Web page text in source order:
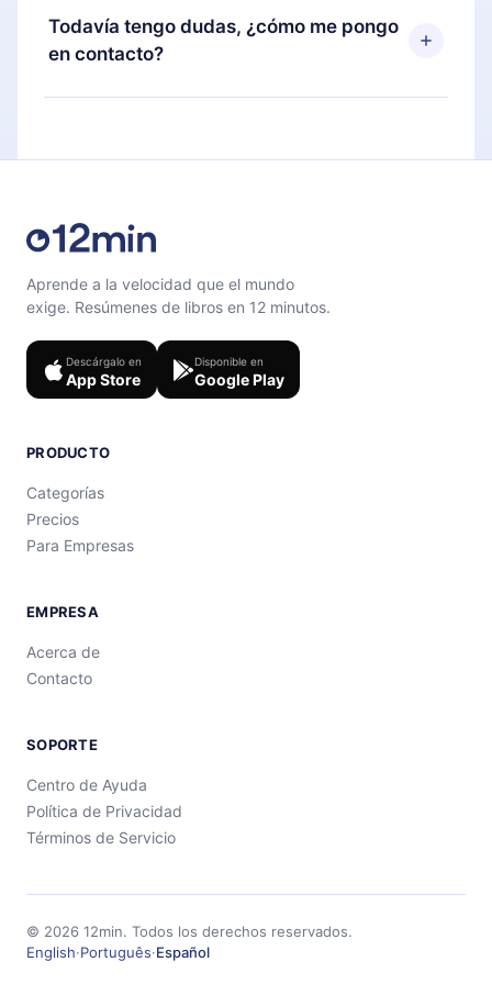
También puedes leer o escuchar tus títulos
favoritos sin conexión y desafiarte con un
puedes cancelar en cualquier momento y el
próximo ciclo de facturación no ocurrirá.
Todavía tengo dudas, ¿cómo me pongo
en contacto?
Siéntete libre de contactarnos en
Aprende a la velocidad que el mundo
exige. Resúmenes de libros en 12 minutos.
Descárgalo en
App Store
Disponible en
Google Play
PRODUCTO
Categorías
Precios
Para Empresas
EMPRESA
Acerca de
Contacto
SOPORTE
Centro de Ayuda
Política de Privacidad
Términos de Servicio
© 2026 12min. Todos los derechos reservados.
English·Português·Español